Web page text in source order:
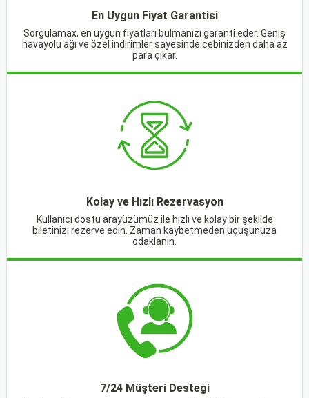
En Uygun Fiyat Garantisi
Sorgulamax, en uygun fiyatları bulmanızı garanti eder. Geniş
havayolu ağı ve özel indirimler sayesinde cebinizden daha az
para çıkar.
Kolay ve Hızlı Rezervasyon
Kullanıcı dostu arayüzümüz ile hızlı ve kolay bir şekilde
biletinizi rezerve edin. Zaman kaybetmeden uçuşunuza
odaklanın.
7/24 Müşteri Desteği